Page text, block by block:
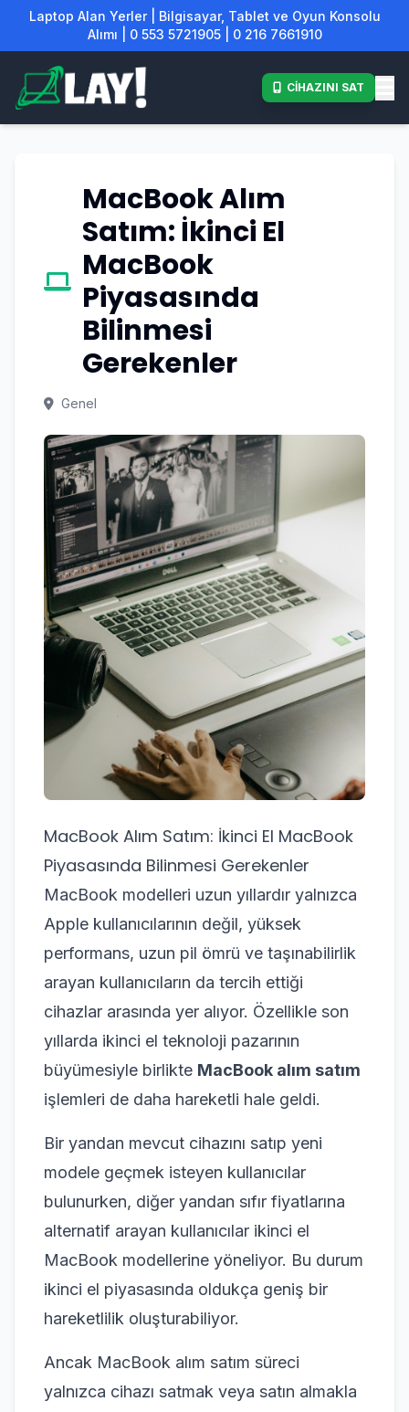
Laptop Alan Yerler | Bilgisayar, Tablet ve Oyun Konsolu
Alımı | 0 553 5721905 | 0 216 7661910
CİHAZINI SAT
MacBook Alım
Satım: İkinci El
MacBook
Piyasasında
Bilinmesi
Gerekenler
Genel
MacBook Alım Satım: İkinci El MacBook
Piyasasında Bilinmesi Gerekenler
MacBook modelleri uzun yıllardır yalnızca
Apple kullanıcılarının değil, yüksek
performans, uzun pil ömrü ve taşınabilirlik
arayan kullanıcıların da tercih ettiği
cihazlar arasında yer alıyor. Özellikle son
yıllarda ikinci el teknoloji pazarının
büyümesiyle birlikte MacBook alım satım
işlemleri de daha hareketli hale geldi.
Bir yandan mevcut cihazını satıp yeni
modele geçmek isteyen kullanıcılar
bulunurken, diğer yandan sıfır fiyatlarına
alternatif arayan kullanıcılar ikinci el
MacBook modellerine yöneliyor. Bu durum
ikinci el piyasasında oldukça geniş bir
hareketlilik oluşturabiliyor.
Ancak MacBook alım satım süreci
yalnızca cihazı satmak veya satın almakla